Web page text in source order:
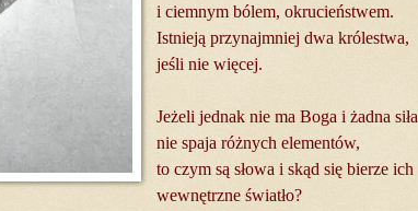
i ciemnym bólem, okrucieństwem.
Istnieją przynajmniej dwa królestwa,
jeśli nie więcej.
Jeżeli jednak nie ma Boga i żadna siła
nie spaja różnych elementów,
to czym są słowa i skąd się bierze ich
wewnętrzne światło?